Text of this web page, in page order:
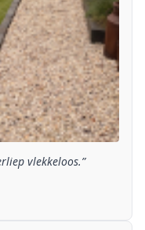
vlekkeloos.”